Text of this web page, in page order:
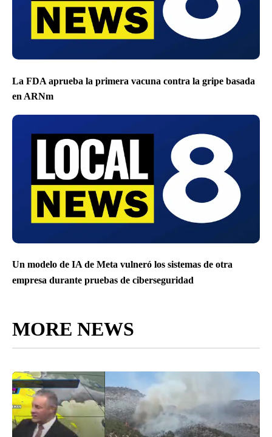
La FDA aprueba la primera vacuna contra la gripe basada
en ARNm
Un modelo de IA de Meta vulneró los sistemas de otra
empresa durante pruebas de ciberseguridad
MORE NEWS